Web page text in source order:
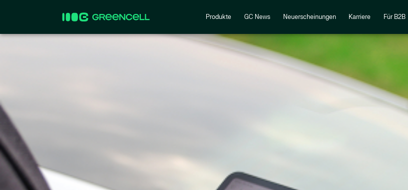
Produkte GC News Neuerscheinungen Karriere Für B2B